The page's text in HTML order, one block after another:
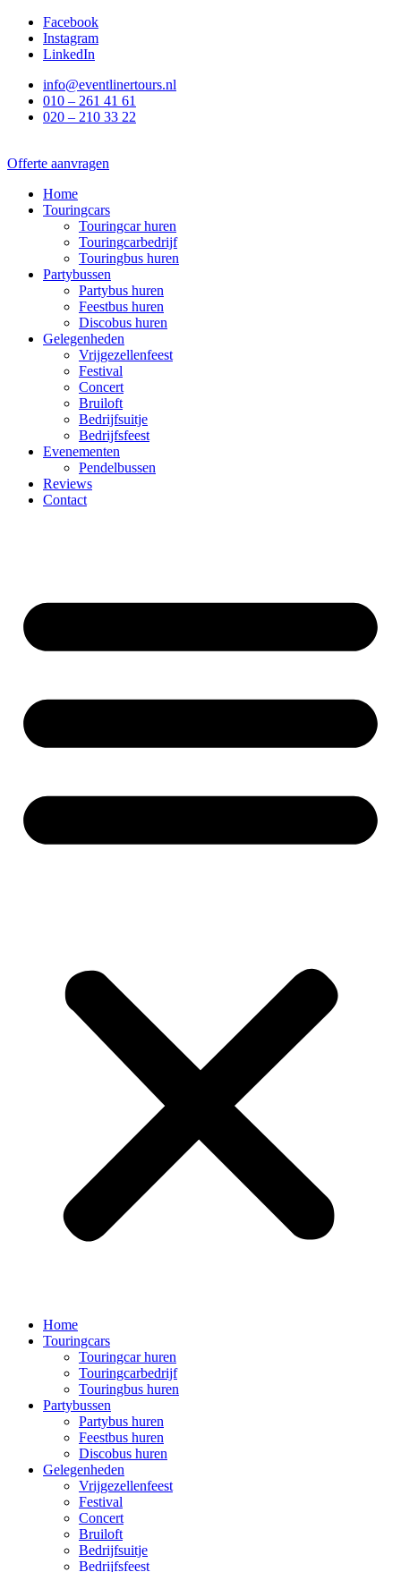
naar
Facebook
Instagram
LinkedIn
info@eventlinertours.nl
010 – 261 41 61
020 – 210 33 22
Offerte aanvragen
Home
Touringcars
Touringcar huren
Touringcarbedrijf
Touringbus huren
Partybussen
Partybus huren
Feestbus huren
Discobus huren
Gelegenheden
Vrijgezellenfeest
Festival
Concert
Bruiloft
Bedrijfsuitje
Bedrijfsfeest
Evenementen
Pendelbussen
Reviews
Contact
Home
Touringcars
Touringcar huren
Touringcarbedrijf
Touringbus huren
Partybussen
Partybus huren
Feestbus huren
Discobus huren
Gelegenheden
Vrijgezellenfeest
Festival
Concert
Bruiloft
Bedrijfsuitje
Bedrijfsfeest